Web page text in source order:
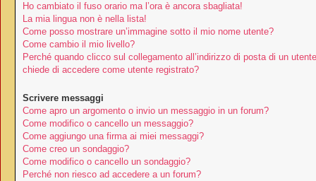
Ho cambiato il fuso orario ma l’ora è ancora sbagliata!
La mia lingua non è nella lista!
Come posso mostrare un’immagine sotto il mio nome utente?
Come cambio il mio livello?
Perché quando clicco sul collegamento all’indirizzo di posta di un
chiede di accedere come utente registrato?
Scrivere messaggi
Come apro un argomento o invio un messaggio in un forum?
Come modifico o cancello un messaggio?
Come aggiungo una firma ai miei messaggi?
Come creo un sondaggio?
Come modifico o cancello un sondaggio?
Perché non riesco ad accedere a un forum?